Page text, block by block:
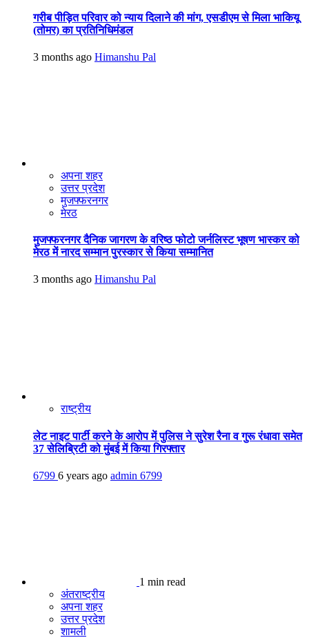
गरीब पीड़ित परिवार को न्याय दिलाने की मांग, एसडीएम से मिला भाकियू
(तोमर) का प्रतिनिधिमंडल
3 months ago Himanshu Pal
अपना शहर
उत्तर प्रदेश
मुजफ्फरनगर
मेरठ
मुजफ्फरनगर दैनिक जागरण के वरिष्ठ फोटो जर्नलिस्ट भूषण भास्कर को
मेरठ में नारद सम्मान पुरस्कार से किया सम्मानित
3 months ago Himanshu Pal
राष्ट्रीय
लेट नाइट पार्टी करने के आरोप में पुलिस ने सुरेश रैना व गुरू रंधावा समेत
37 सेलिब्रिटी को मुंबई में किया गिरफ्तार
6799 6 years ago admin 6799
1 min read
अंतराष्ट्रीय
अपना शहर
उत्तर प्रदेश
शामली